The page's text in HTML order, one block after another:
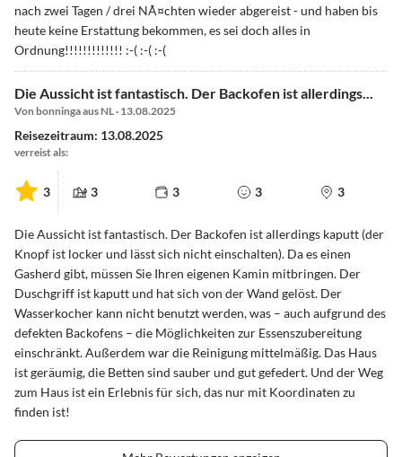
nach zwei Tagen / drei NÃ¤chten wieder abgereist - und haben bis
heute keine Erstattung bekommen, es sei doch alles in
Ordnung!!!!!!!!!!!!! :-( :-( :-(
Die Aussicht ist fantastisch. Der Backofen ist allerdings...
Von bonninga aus NL · 13.08.2025
Reisezeitraum: 13.08.2025
verreist als:
3 3 3 3 3
Die Aussicht ist fantastisch. Der Backofen ist allerdings kaputt (der
Knopf ist locker und lässt sich nicht einschalten). Da es einen
Gasherd gibt, müssen Sie Ihren eigenen Kamin mitbringen. Der
Duschgriff ist kaputt und hat sich von der Wand gelöst. Der
Wasserkocher kann nicht benutzt werden, was – auch aufgrund des
defekten Backofens – die Möglichkeiten zur Essenszubereitung
einschränkt. Außerdem war die Reinigung mittelmäßig. Das Haus
ist geräumig, die Betten sind sauber und gut gefedert. Und der Weg
zum Haus ist ein Erlebnis für sich, das nur mit Koordinaten zu
finden ist!